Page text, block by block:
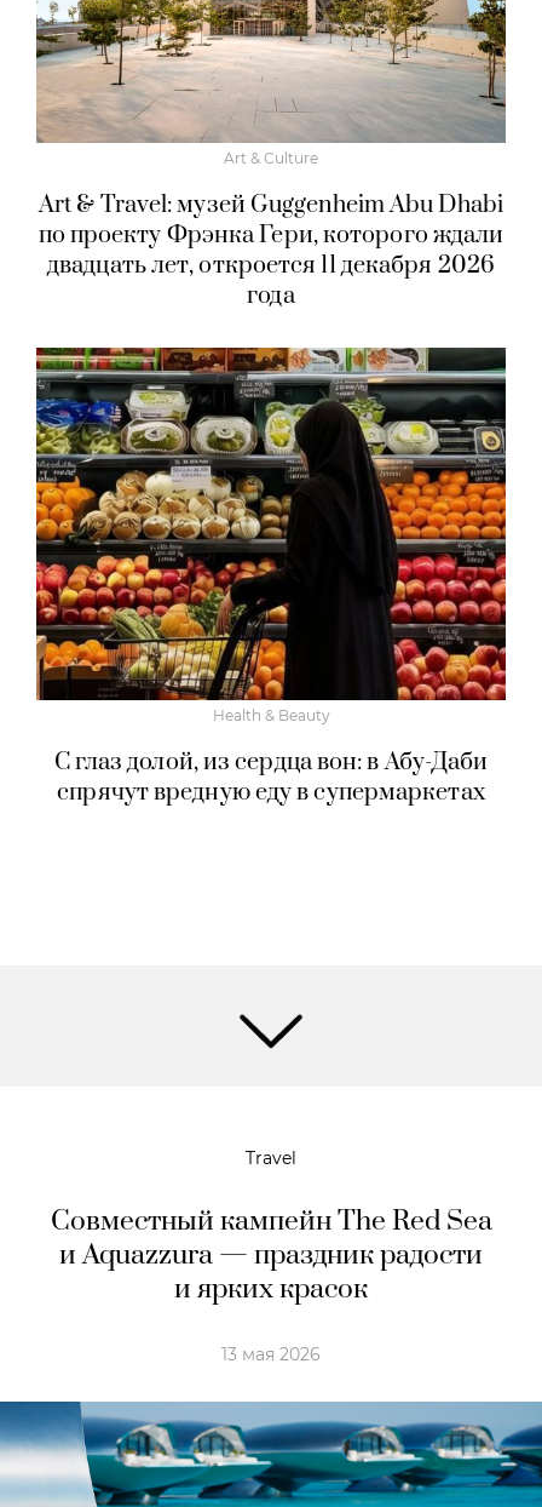
Art & Culture
Art & Travel: музей Guggenheim Abu Dhabi
по проекту Фрэнка Гери, которого ждали
двадцать лет, откроется 11 декабря 2026
года
Health & Beauty
С глаз долой, из сердца вон: в Абу-Даби
спрячут вредную еду в супермаркетах
Travel
Совместный кампейн The Red Sea
и Aquazzura — праздник радости
и ярких красок
13 мая 2026